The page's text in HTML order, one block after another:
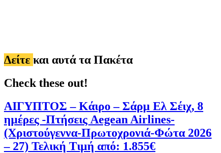
Δείτε και αυτά τα Πακέτα
Check these out!
ΑΙΓΥΠΤΟΣ – Κάιρο – Σάρμ Ελ Σέιχ, 8
ημέρες -Πτήσεις Aegean Airlines-
(Χριστούγεννα-Πρωτοχρονιά-Φώτα 2026
– 27) Τελική Τιμή από: 1.855€